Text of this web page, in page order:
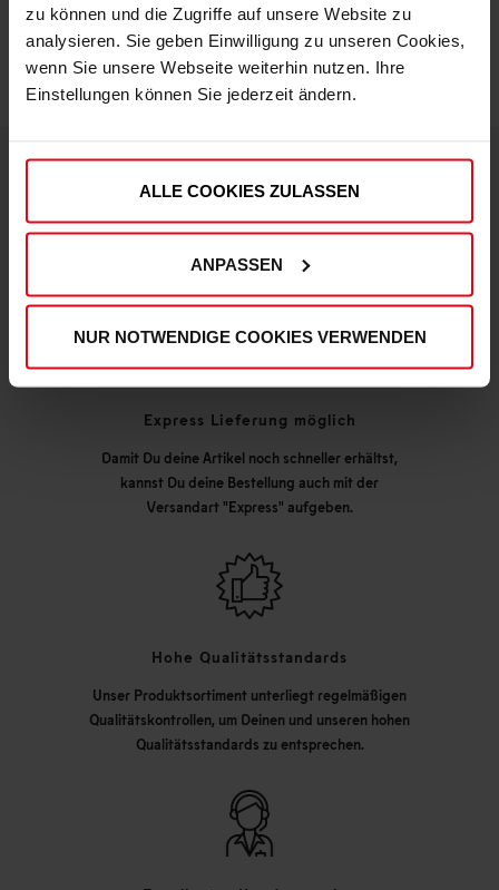
zu können und die Zugriffe auf unsere Website zu
analysieren. Sie geben Einwilligung zu unseren Cookies,
wenn Sie unsere Webseite weiterhin nutzen. Ihre
Einstellungen können Sie jederzeit ändern.
ALLE COOKIES ZULASSEN
ANPASSEN
NUR NOTWENDIGE COOKIES VERWENDEN
Express Lieferung möglich
Damit Du deine Artikel noch schneller erhältst,
kannst Du deine Bestellung auch mit der
Versandart "Express" aufgeben.
Hohe Qualitätsstandards
Unser Produktsortiment unterliegt regelmäßigen
Qualitätskontrollen, um Deinen und unseren hohen
Qualitätsstandards zu entsprechen.